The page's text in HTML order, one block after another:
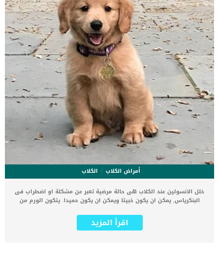
الثنائي مع تندب لا يوجد ألم واضح إلا في مرحلة متقدمة سماكة الأنسجة
فوق العينبالاضافة الى […]
أمراض الكلاب
الكلاب
خلل الانسولين عند الكلاب هى حالة مرضية تعبر عن مشكلة او اضطراب فى
البنكرياس, يمكن ان يكون خبيثا ويمكن ان يكون حميدا. يتكون الورم من
الدم. عند تناول الطعام ، يفرز الجسم الأنسولين لتكسير السكر (الجلوكوز)
في الطعام. عندما ينخفض ​​سكر الدم ، تفرز الدماغ هرمونات تخبر
اقرأ المزيد